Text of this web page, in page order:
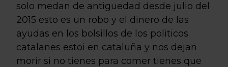
solo medan de antiguedad desde julio del
2015 esto es un robo y el dinero de las
ayudas en los bolsillos de los politicos
catalanes estoi en cataluña y nos dejan
morir si no tienes para comer tienes que